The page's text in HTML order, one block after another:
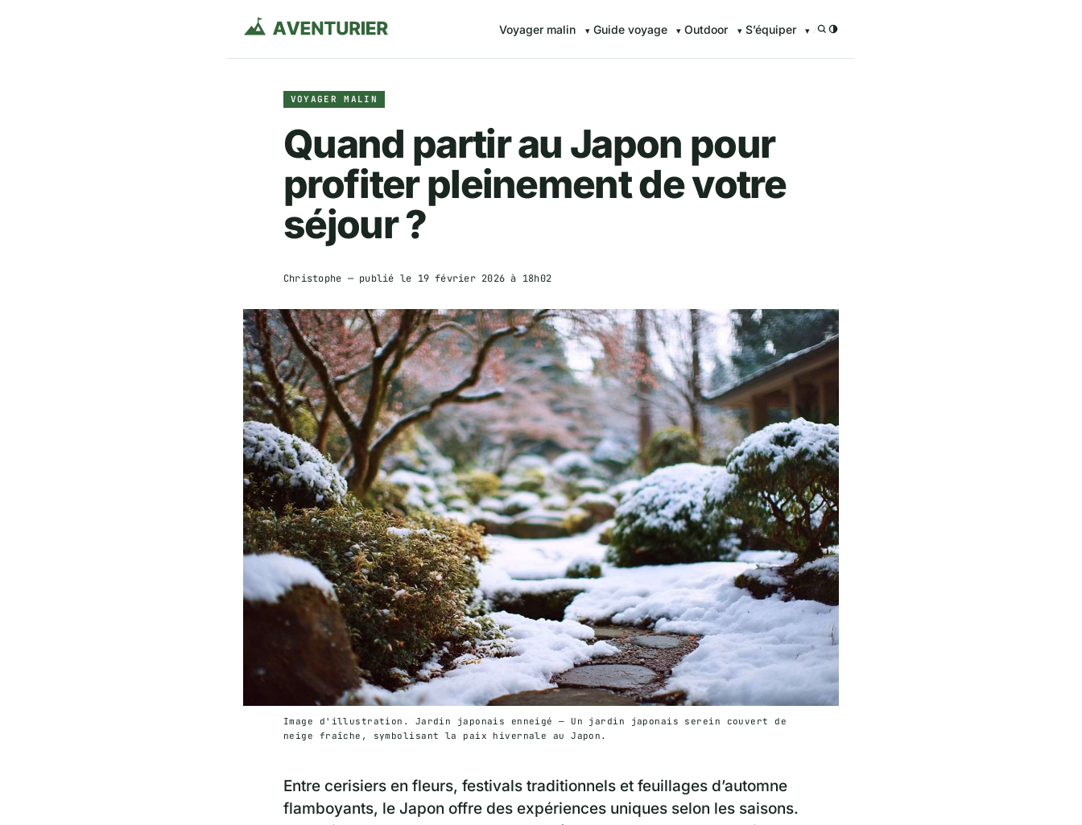
Voyager malin Guide voyage Outdoor S’équiper /
VOYAGER MALIN
Quand partir au Japon pour
profiter pleinement de votre
séjour ?
Christophe — publié le 19 février 2026 à 18h02
Image d'illustration. Jardin japonais enneigé — Un jardin japonais serein couvert de
neige fraîche, symbolisant la paix hivernale au Japon.
Entre cerisiers en fleurs, festivals traditionnels et feuillages d’automne
flamboyants, le Japon offre des expériences uniques selon les saisons.